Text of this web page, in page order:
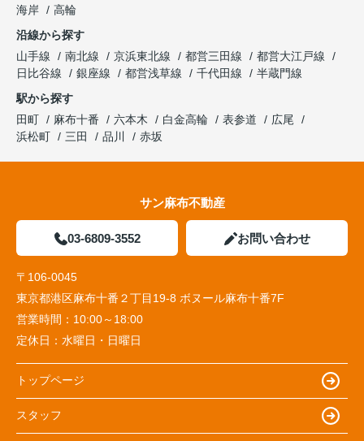
海岸
高輪
沿線から探す
山手線
南北線 京浜東北線 都営三田線
都営大江戸線
日比谷線
銀座線 都営浅草線 千代田線
半蔵門線
駅から探す
田町
麻布十番 六本木 白金高輪 表参道
広尾
浜松町
三田 品川 赤坂
サン麻布不動産
03-6809-3552 お問い合わせ
〒106-0045
東京都港区麻布十番２丁目19-8 ボヌール麻布十番7F
営業時間： 10:00～18:00
定休日： 水曜日・日曜日
トップページ
スタッフ